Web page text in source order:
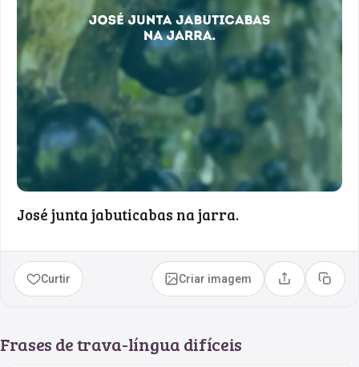
José junta jabuticabas na jarra.
Curtir Criar imagem Compartilhar
Copiar
Frases de trava-língua difíceis